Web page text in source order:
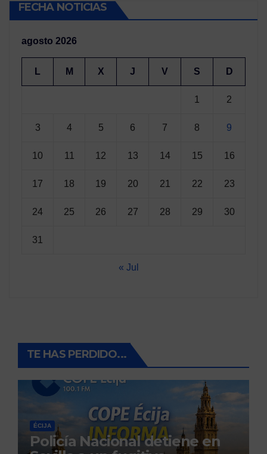
FECHA NOTICIAS
agosto 2026
L M X J V S D
1 2
3 4 5 6 7 8 9
10 11 12 13 14 15 16
17 18 19 20 21 22 23
24 25 26 27 28 29 30
31
« Jul
TE HAS PERDIDO...
ÉCIJA
Policía Nacional detiene en